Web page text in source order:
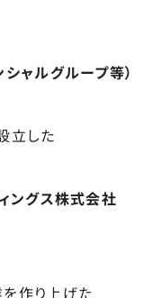
ャルグループ等）
立した
ングス株式会社
作り上げた